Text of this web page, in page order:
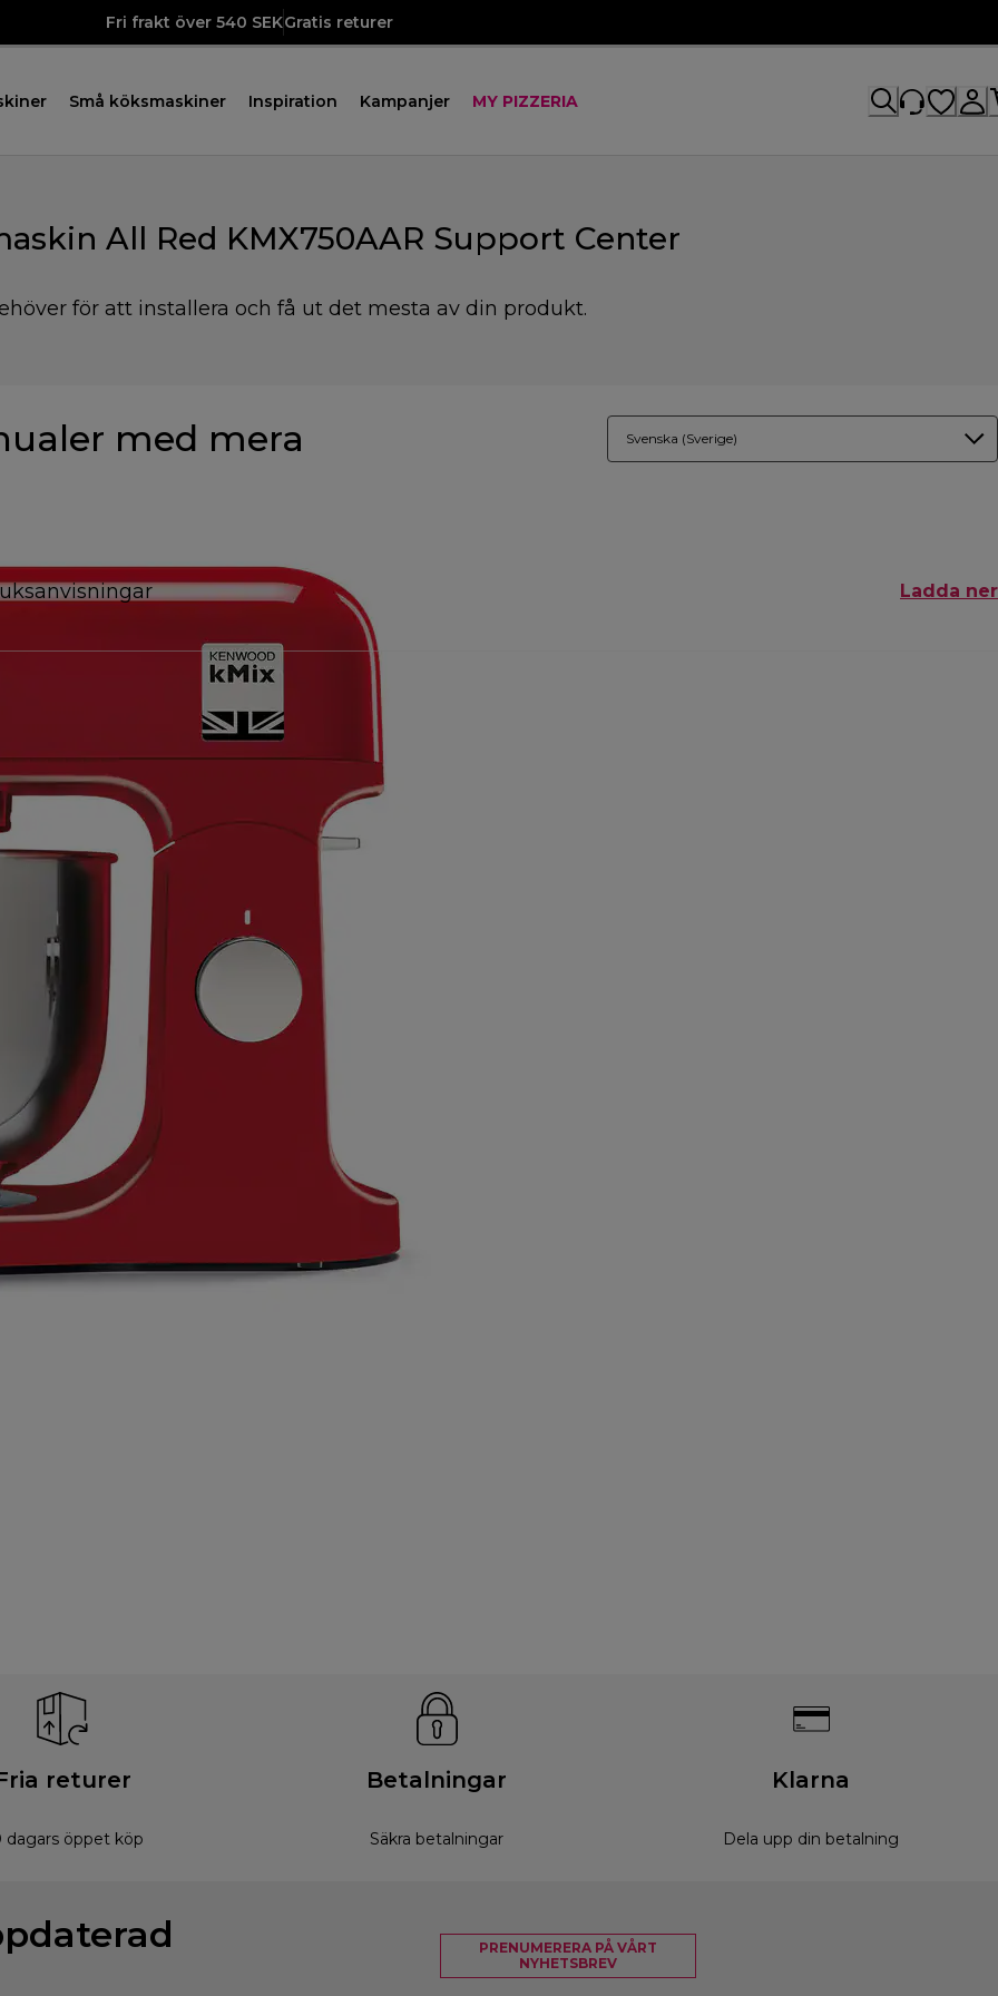
Fri frakt över 540 SEKGratis returer
Små köksmaskiner Inspiration Kampanjer MY PIZZERIA
All Red KMX750AAR Support Center
för att installera och få ut det mesta av din produkt.
med mera Svenska (Sverige)
Ladda ner
returer
dagars öppet köp
Betalningar
Säkra betalningar
Klarna
Dela upp din betalning
PRENUMERERA PÅ VÅRT
NYHETSBREV